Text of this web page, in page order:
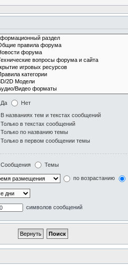
Да Нет
В названиях тем и текстах сообщений
Только в текстах сообщений
Только по названию темы
Только в первом сообщении темы
Сообщения Темы
по возрастанию
символов сообщений